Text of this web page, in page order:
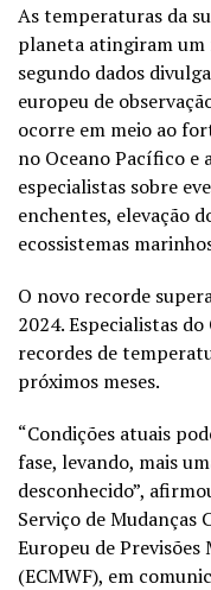
As temperaturas da
planeta atingiram um
segundo dados
europeu de
ocorre em meio ao
no Oceano Pacífico e
especialistas sobre
enchentes, elevação
ecossistemas
O novo recorde
2024. Especialistas
recordes de
próximos meses.
“Condições atuais
fase, levando, mais
desconhecido”,
Serviço de Mudanças
Europeu de
(ECMWF), em